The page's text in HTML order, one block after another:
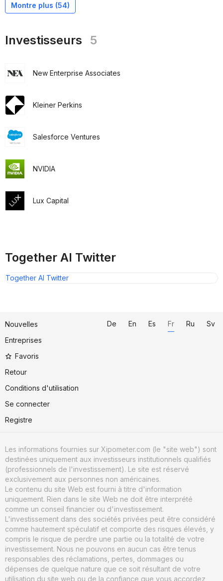
Montre plus (54)
Investisseurs 5
New Enterprise Associates
Kleiner Perkins
Salesforce Ventures
NVIDIA
Lux Capital
Together AI Twitter
Together AI Twitter
Nouvelles
Entreprises
Favoris
Retour
Conditions d'utilisation
Se connecter
Registre
De En Es Fr Ru Sv
Les informations fournies sur Xipometer.com (le "site web") sont
destinées uniquement aux investisseurs institutionnels qualifiés
(professionnels de l'investissement). Le site est réservé
exclusivement aux personnes non américaines.
Le contenu du site Web est fourni à titre d'information
uniquement. Rien dans le site Web ne doit être interprété
comme un conseil financier ou d'investissement.
L'investissement dans des sociétés privées peut être considéré
comme hautement spéculatif et comporte des risques élevés, y
compris le risque de perdre une partie ou la totalité de votre
investissement. Nous ne pouvons en aucun cas être tenus
responsables des réclamations, pertes, dommages ou
dépenses de quelque nature que ce soit résultant de votre
utilisation du site web ou de la confiance que vous accordez